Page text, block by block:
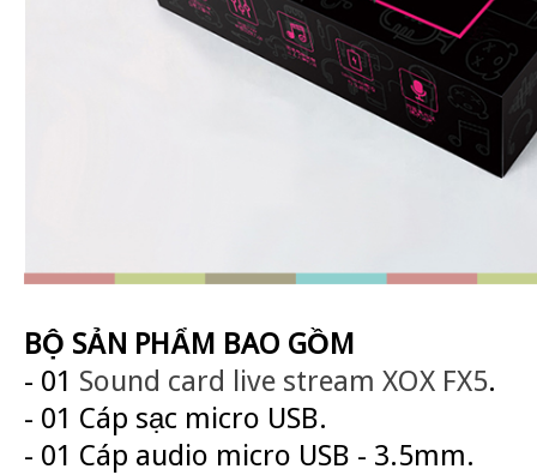
BỘ SẢN PHẨM BAO GỒM
- 01 Sound card live stream XOX FX5.
- 01 Cáp sạc micro USB.
- 01 Cáp audio micro USB - 3.5mm.